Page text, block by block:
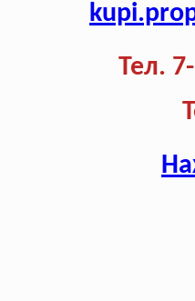
Тел.